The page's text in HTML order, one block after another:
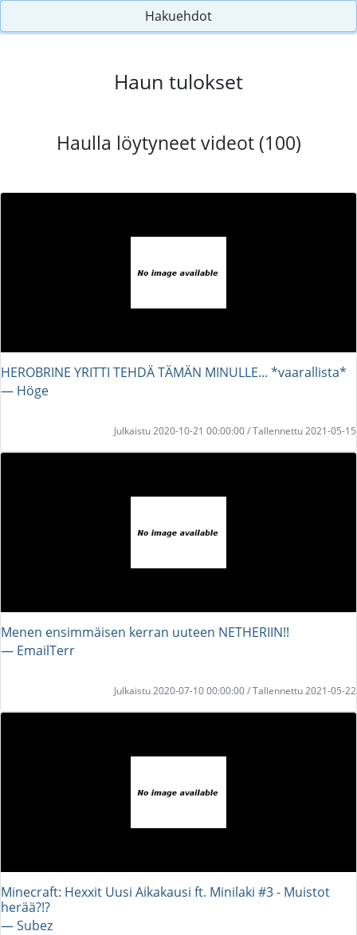
Hakuehdot
Haun tulokset
Haulla löytyneet videot (100)
HEROBRINE YRITTI TEHDÄ TÄMÄN MINULLE... *vaarallista*
― Höge
Julkaistu 2020-10-21 00:00:00 / Tallennettu 2021-05-15
Menen ensimmäisen kerran uuteen NETHERIIN!!
― EmailTerr
Julkaistu 2020-07-10 00:00:00 / Tallennettu 2021-05-22
Minecraft: Hexxit Uusi Aikakausi ft. Minilaki #3 - Muistot
herää?!?
― Subez